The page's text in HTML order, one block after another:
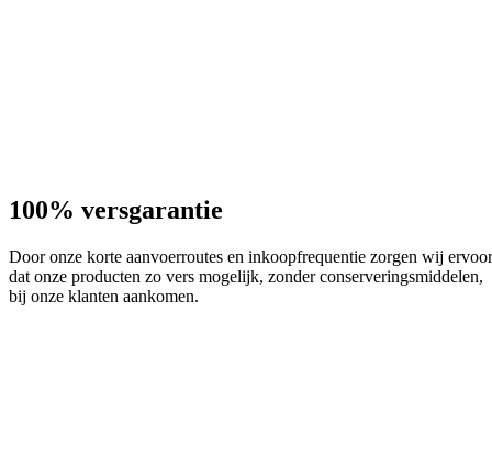
100% versgarantie
Door onze korte aanvoerroutes en inkoopfrequentie zorgen wij ervoor
dat onze producten zo vers mogelijk, zonder conserveringsmiddelen,
bij onze klanten aankomen.